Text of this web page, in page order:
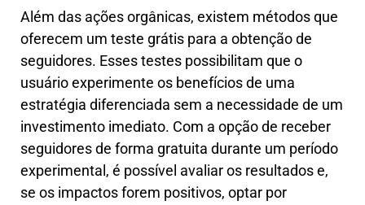
Além das ações orgânicas, existem métodos que
oferecem um teste grátis para a obtenção de
seguidores. Esses testes possibilitam que o
usuário experimente os benefícios de uma
estratégia diferenciada sem a necessidade de um
investimento imediato. Com a opção de receber
seguidores de forma gratuita durante um período
experimental, é possível avaliar os resultados e,
se os impactos forem positivos, optar por